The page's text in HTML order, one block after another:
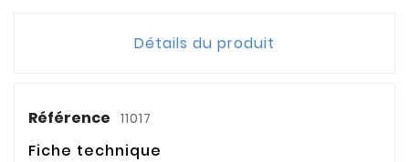
Détails du produit
Référence 11017
Fiche technique